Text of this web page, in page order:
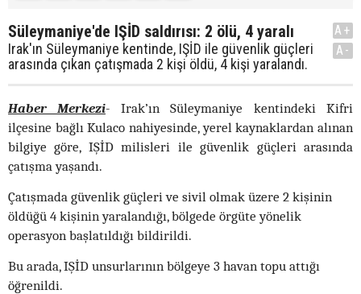
Süleymaniye'de IŞİD saldırısı: 2 ölü, 4 yaralı
Irak'ın Süleymaniye kentinde, IŞİD ile güvenlik güçleri
arasında çıkan çatışmada 2 kişi öldü, 4 kişi yaralandı.
A+
A-
Haber Merkezi-
Irak’ın Süleymaniye kentindeki Kifri
ilçesine bağlı Kulaco nahiyesinde, yerel kaynaklardan alınan
bilgiye göre, IŞİD milisleri ile güvenlik güçleri arasında
çatışma yaşandı.
Çatışmada güvenlik güçleri ve sivil olmak üzere 2 kişinin
öldüğü 4 kişinin yaralandığı, bölgede örgüte yönelik
operasyon başlatıldığı bildirildi.
Bu arada, IŞİD unsurlarının bölgeye 3 havan topu attığı
öğrenildi.